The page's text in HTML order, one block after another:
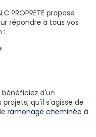
PROPRETE propose
répondre à tous vos
:
bénéficiez d'un
qu'il s'agisse de
ramonage cheminée à